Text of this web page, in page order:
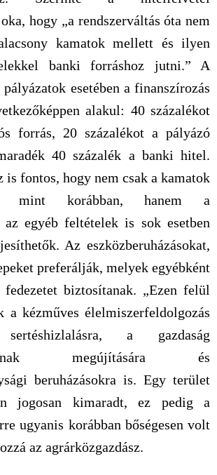
hogy „a rendszerváltás óta nem
kamatok mellett és ilyen
banki forráshoz jutni.” A
esetében a finanszírozás
alakul: 40 százalékot
forrás, 20 százalékot a pályázó
40 százalék a banki hitel.
is fontos, hogy nem csak a kamatok
mint korábban, hanem a
egyéb feltételek is sok esetben
Az eszközberuházásokat,
preferálják, melyek egyébként
fedezetet biztosítanak. „Ezen felül
a kézműves élelmiszerfeldolgozás
sertéshizlalásra, a gazdaság
megújítására és
beruházásokra is. Egy terület
jogosan kimaradt, ez pedig a
ugyanis korábban bőségesen volt
az agrárközgazdász.